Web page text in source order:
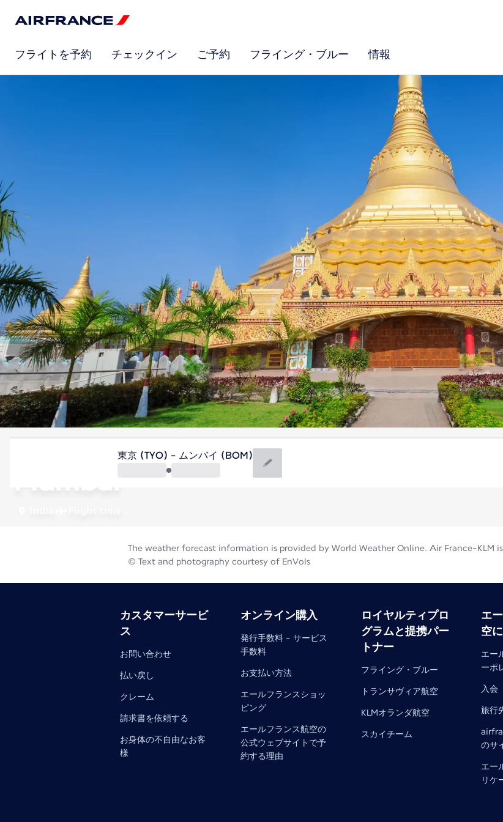
フライトを予約 チェックイン ご予約 フライング・ブルー 情報
Mumbai
東京 (TYO) - ムンバイ (BOM)
The weather forecast information is provided by World Weather Online. Air France-KLM
© Text and photography courtesy of EnVols
カスタマーサービ
ス
お問い合わせ
払い戻し
クレーム
請求書を依頼する
お身体の不自由なお客
様
オンライン購入
発行手数料 - サービス
手数料
お支払い方法
エールフランスショッ
ピング
エールフランス航空の
公式ウェブサイトで予
約する理由
ロイヤルティプロ
グラムと提携パー
トナー
フライング・ブルー
トランサヴィア航空
KLMオランダ航空
スカイチーム
エ
空
エー
ーポ
入会
旅行
のサ
エー
リケ